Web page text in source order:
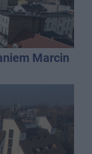
Marcin